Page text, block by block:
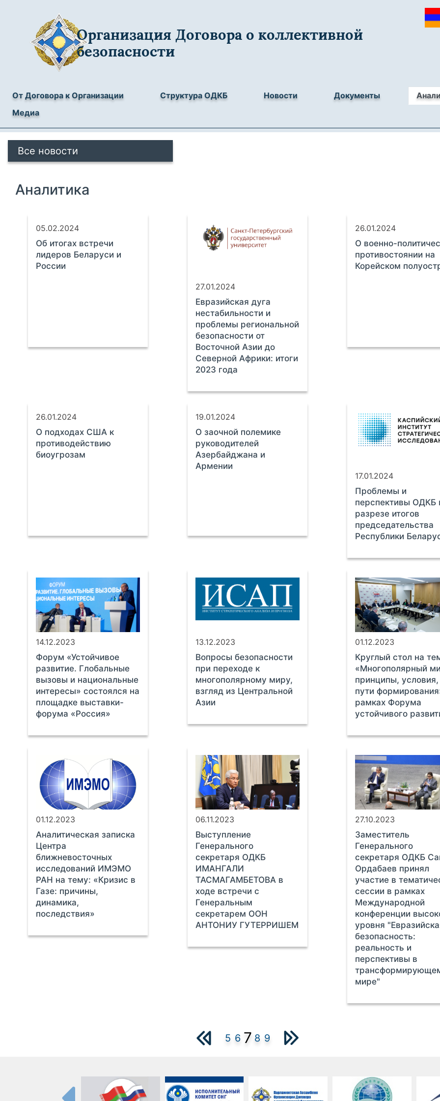
Организация Договора о коллективной
безопасности
От Договора к Организации Структура ОДКБ Новости Документы
Медиа
Все новости
Аналитика
05.02.2024
Об итогах встречи
лидеров Беларуси и
России
27.01.2024
Евразийская дуга
нестабильности и
проблемы региональной
безопасности от
Восточной Азии до
Северной Африки: итоги
2023 года
26.01.2024
О военно-
противостоянии на
Корейском
26.01.2024
О подходах США к
противодействию
биоугрозам
19.01.2024
О заочной полемике
руководителей
Азербайджана и
Армении
17.01.2024
Проблемы и
перспективы ОДКБ
разрезе итогов
председательства
Республики
14.12.2023
Форум «Устойчивое
развитие. Глобальные
вызовы и национальные
интересы» состоялся на
площадке выставки-
форума «Россия»
13.12.2023
Вопросы безопасности
при переходе к
многополярному миру,
взгляд из Центральной
Азии
01.12.2023
Круглый стол на
«Многополярный
принципы, условия,
пути
рамках Форума
устойчивого
01.12.2023
Аналитическая записка
Центра
ближневосточных
исследований ИМЭМО
РАН на тему: «Кризис в
Газе: причины,
динамика,
последствия»
06.11.2023
Выступление
Генерального
секретаря ОДКБ
ИМАНГАЛИ
ТАСМАГАМБЕТОВА в
ходе встречи с
Генеральным
секретарем ООН
АНТОНИУ ГУТЕРРИШЕМ
27.10.2023
Заместитель
Генерального
секретаря ОДКБ
Ордабаев принял
участие в
сессии в рамках
Международной
конференции
уровня
безопасность:
реальность и
перспективы в
мире"
5 6 7 8 9